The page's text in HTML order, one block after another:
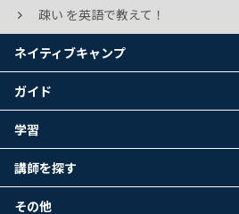
疎い を英語で教えて！
ネイティブキャンプ
ガイド
学習
講師を探す
その他